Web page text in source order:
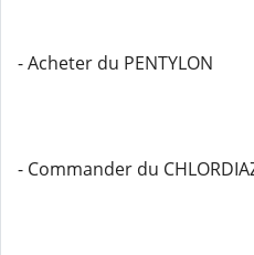
- Acheter du PENTYLON
- Commander du